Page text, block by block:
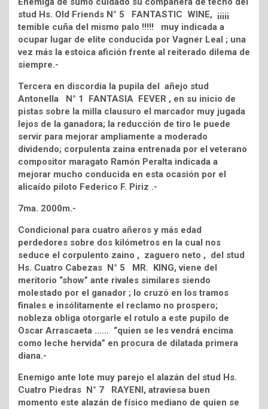
stud Hs. Old Friends N° 5 FANTASTIC WINE, ¡¡¡¡¡
temible cuña del mismo palo !!!!! muy indicada a
ocupar lugar de elite conducida por Vagner Leal ; una
vez más la estoica afición frente al reiterado dilema de
siempre.-
Tercera en discordia la pupila del añejo stud
Antonella N° 1 FANTASIA FEVER , en su inicio de
pistas sobre la milla clausuro el marcador muy jugada
lejos de la ganadora; la reducción de tiro le puede
servir para mejorar ampliamente a moderado
dividendo; corpulenta zaina entrenada por el veterano
compositor maragato Ramón Peralta indicada a
mejorar mucho conducida en esta ocasión por el
alicaído piloto Federico F. Piriz .-
7ma. 2000m.-
Condicional para cuatro añeros y más edad
perdedores sobre dos kilómetros en la cual nos
seduce el corpulento zaino , zaguero neto , del stud
Hs. Cuatro Cabezas N° 5 MR. KING, viene del
meritorio “show” ante rivales similares siendo
molestado por el ganador ; lo cruzó en los tramos
finales e insólitamente el reclamo no prospero;
nobleza obliga otorgarle el rotulo a este pupilo de
Oscar Arrascaeta …… “quien se les vendrá encima
como leche hervida” en procura de dilatada primera
diana.-
Enemigo ante lote muy parejo el alazán del stud Hs.
Cuatro Piedras N° 7 RAYENI, atraviesa buen
momento este alazán de físico mediano de quien se